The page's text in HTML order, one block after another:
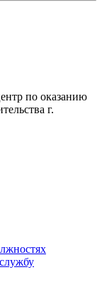
по оказанию
г.